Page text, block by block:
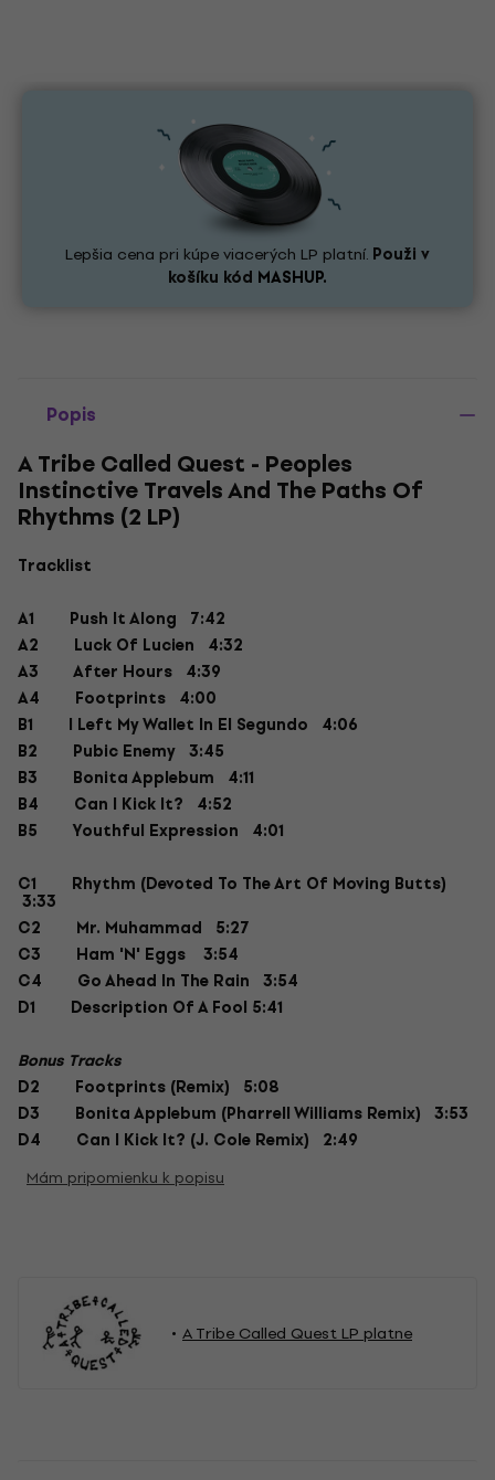
Lepšia cena pri kúpe viacerých LP platní. Použi v
košíku kód MASHUP.
Popis
A Tribe Called Quest - Peoples
Instinctive Travels And The Paths Of
Rhythms (2 LP)
Tracklist
A1
Push It Along 7:42
A2
Luck Of Lucien 4:32
A3
After Hours 4:39
A4
Footprints 4:00
B1
I Left My Wallet In El Segundo 4:06
B2
Pubic Enemy 3:45
B3
Bonita Applebum 4:11
B4
Can I Kick It? 4:52
B5
Youthful Expression 4:01
C1 Rhythm (Devoted To The Art Of Moving Butts)
3:33
C2
Mr. Muhammad 5:27
C3
Ham 'N' Eggs 3:54
C4
Go Ahead In The Rain 3:54
D1
Description Of A Fool 5:41
Bonus Tracks
D2
Footprints (Remix) 5:08
D3
Bonita Applebum (Pharrell Williams Remix) 3:53
D4
Can I Kick It? (J. Cole Remix) 2:49
Mám pripomienku k popisu
A Tribe Called Quest LP platne